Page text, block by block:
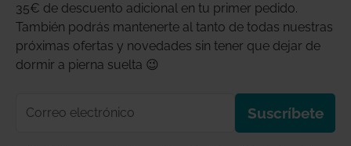
35€ de descuento adicional en tu primer pedido.
También podrás mantenerte al tanto de todas nuestras
próximas ofertas y novedades sin tener que dejar de
dormir a pierna suelta 😉
Suscríbete